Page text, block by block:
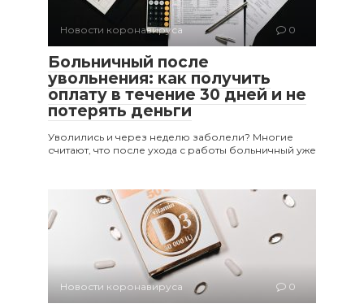
Новости коронавируса 0
Больничный после
увольнения: как получить
оплату в течение 30 дней и не
потерять деньги
Уволились и через неделю заболели? Многие
считают, что после ухода с работы больничный уже
Новости коронавируса 0